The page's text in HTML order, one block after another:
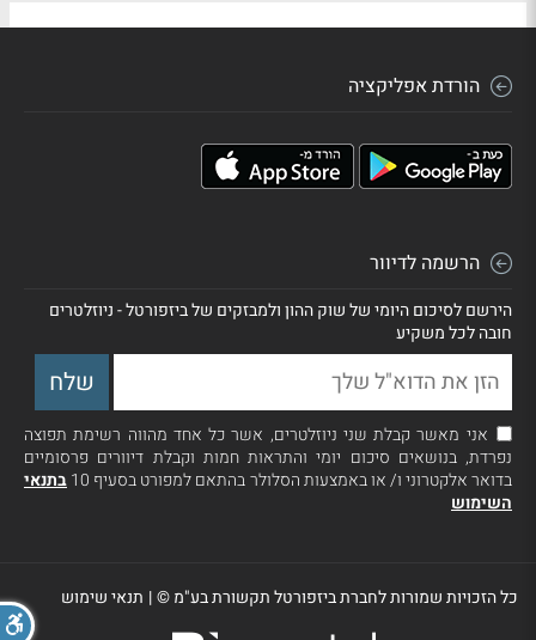
הורדת אפליקציה
הרשמה לדיוור
הירשם לסיכום היומי של שוק ההון ולמבזקים של ביזפורטל - ניוזלטרים
חובה לכל משקיע
אני מאשר קבלת שני ניוזלטרים, אשר כל אחד מהווה רשימת תפוצה
נפרדת, בנושאים סיכום יומי והתראות חמות וקבלת דיוורים פרסומיים
בדואר אלקטרוני ו/ או באמצעות הסלולר בהתאם למפורט בסעיף 10
בתנאי
השימוש
כל הזכויות שמורות לחברת ביזפורטל תקשורת בע"מ ©| תנאי שימוש